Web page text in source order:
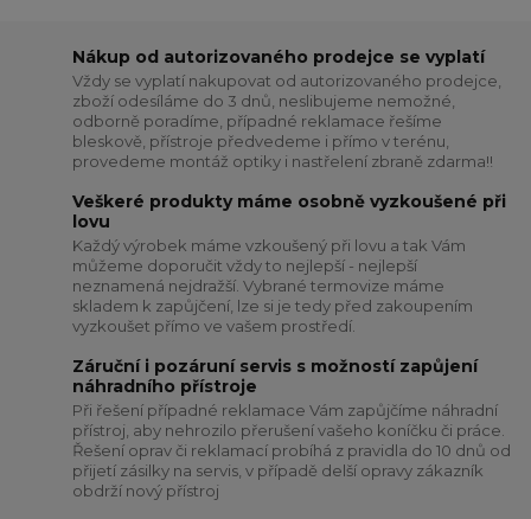
Nákup od autorizovaného prodejce se vyplatí
Vždy se vyplatí nakupovat od autorizovaného prodejce,
zboží odesíláme do 3 dnů, neslibujeme nemožné,
odborně poradíme, případné reklamace řešíme
bleskově, přístroje předvedeme i přímo v terénu,
provedeme montáž optiky i nastřelení zbraně zdarma!!
Veškeré produkty máme osobně vyzkoušené při
lovu
Každý výrobek máme vzkoušený při lovu a tak Vám
můžeme doporučit vždy to nejlepší - nejlepší
neznamená nejdražší. Vybrané termovize máme
skladem k zapůjčení, lze si je tedy před zakoupením
vyzkoušet přímo ve vašem prostředí.
Záruční i pozáruní servis s možností zapůjení
náhradního přístroje
Při řešení případné reklamace Vám zapůjčíme náhradní
přístroj, aby nehrozilo přerušení vašeho koníčku či práce.
Řešení oprav či reklamací probíhá z pravidla do 10 dnů od
přijetí zásilky na servis, v případě delší opravy zákazník
obdrží nový přístroj